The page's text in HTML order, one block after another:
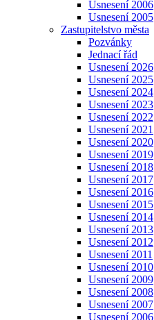
Usnesení 2006
Usnesení 2005
Zastupitelstvo města
Pozvánky
Jednací řád
Usnesení 2026
Usnesení 2025
Usnesení 2024
Usnesení 2023
Usnesení 2022
Usnesení 2021
Usnesení 2020
Usnesení 2019
Usnesení 2018
Usnesení 2017
Usnesení 2016
Usnesení 2015
Usnesení 2014
Usnesení 2013
Usnesení 2012
Usnesení 2011
Usnesení 2010
Usnesení 2009
Usnesení 2008
Usnesení 2007
Usnesení 2006